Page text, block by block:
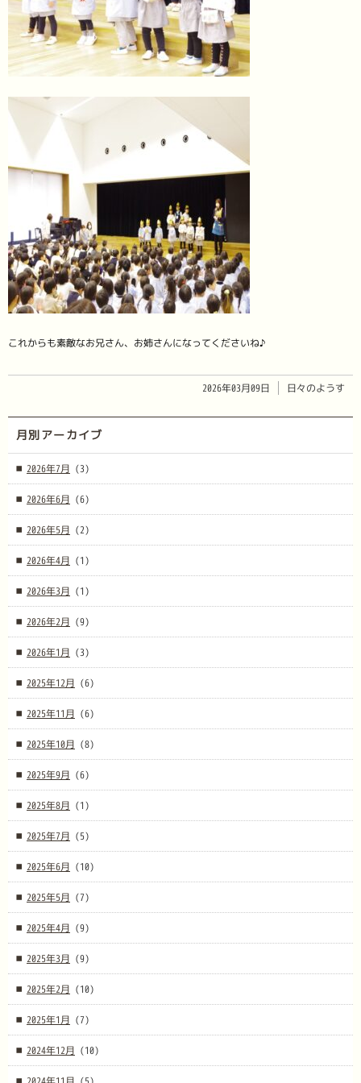
これからも素敵なお兄さん、お姉さんになってくださいね♪
2026年03月09日 日々のようす
月別アーカイブ
2026年7月 (3)
2026年6月 (6)
2026年5月 (2)
2026年4月 (1)
2026年3月 (1)
2026年2月 (9)
2026年1月 (3)
2025年12月 (6)
2025年11月 (6)
2025年10月 (8)
2025年9月 (6)
2025年8月 (1)
2025年7月 (5)
2025年6月 (10)
2025年5月 (7)
2025年4月 (9)
2025年3月 (9)
2025年2月 (10)
2025年1月 (7)
2024年12月 (10)